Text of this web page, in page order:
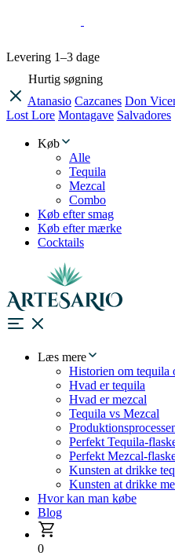
Levering 1–3 dage
Hurtig søgning
Atanasio Cazcanes Don
Lost Lore Montagave Salvadores
Køb
Alle
Tequila
Mezcal
Combo
Køb efter smag
Køb efter mærke
Cocktails
Læs mere
Historien om tequila
Hvad er tequila
Hvad er mezcal
Tequila vs Mezcal
Perfekt Tequila-
Perfekt Mezcal-
Kunsten at drikke
Kunsten at drikke
Hvor kan man købe
Blog
0